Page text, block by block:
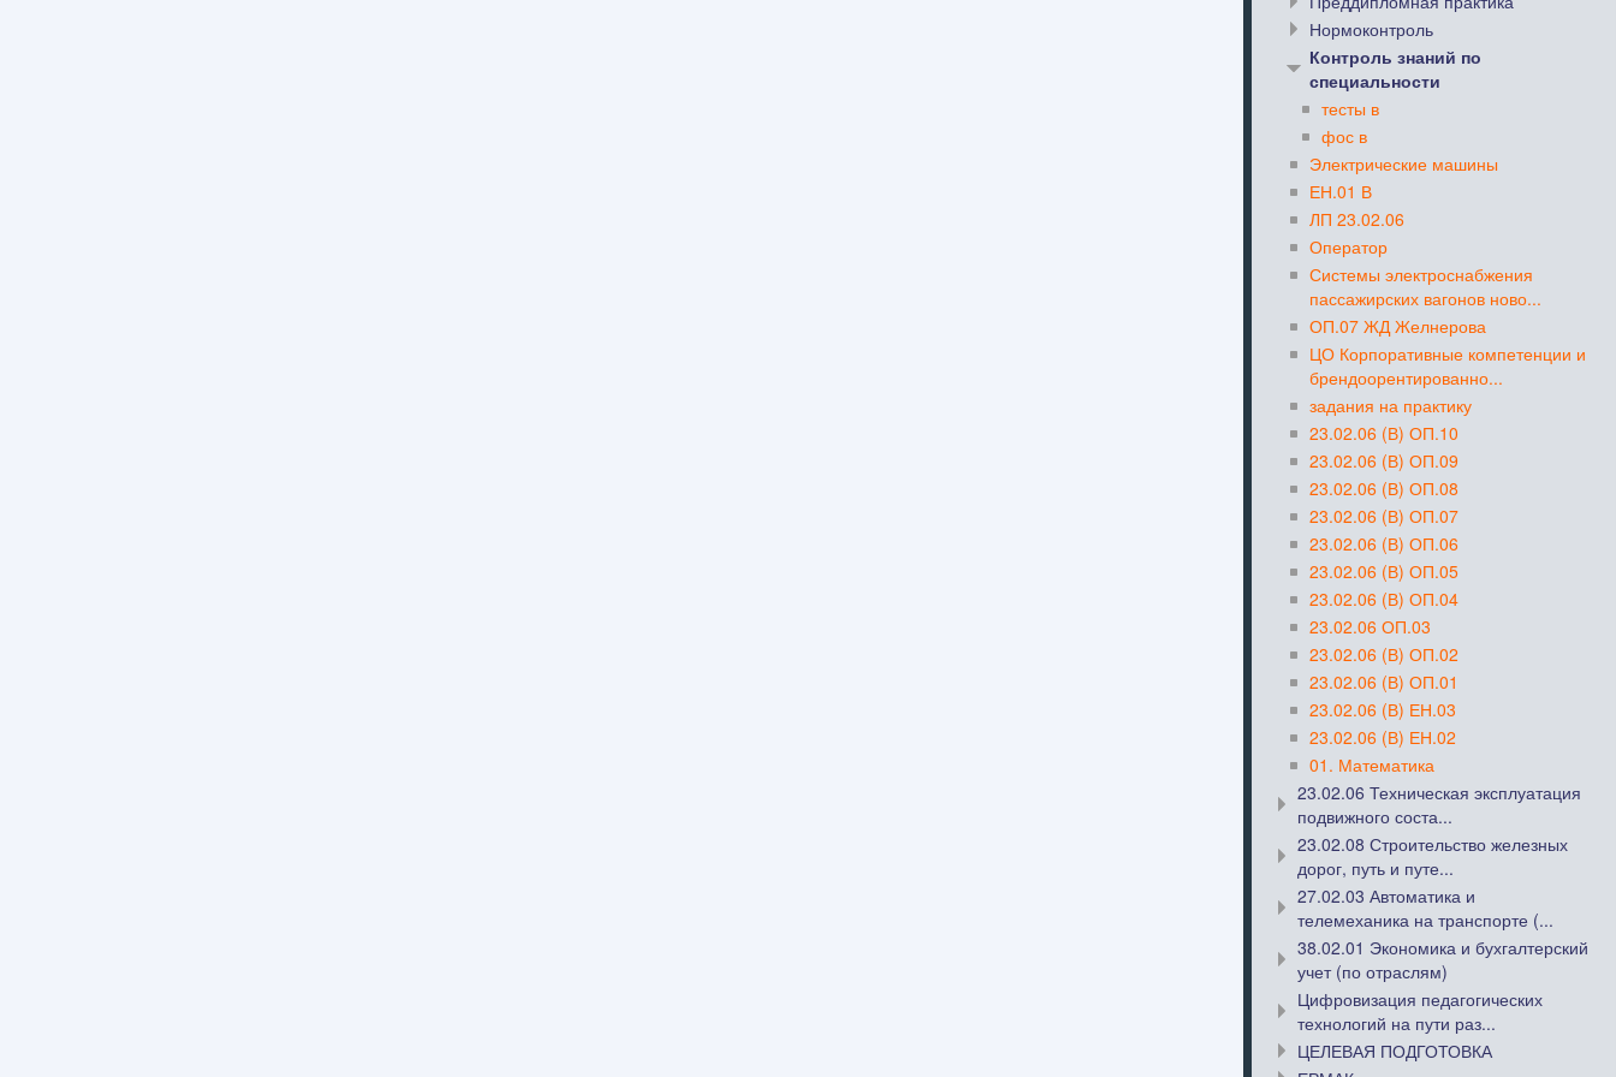
Нормоконтроль
Контроль знаний по
специальности
тесты в
фос в
Электрические машины
ЕН.01 В
ЛП 23.02.06
Оператор
Системы электроснабжения
пассажирских вагонов ново...
ОП.07 ЖД Желнерова
ЦО Корпоративные компетенции и
брендоорентированно...
задания на практику
23.02.06 (В) ОП.10
23.02.06 (В) ОП.09
23.02.06 (В) ОП.08
23.02.06 (В) ОП.07
23.02.06 (В) ОП.06
23.02.06 (В) ОП.05
23.02.06 (В) ОП.04
23.02.06 ОП.03
23.02.06 (В) ОП.02
23.02.06 (В) ОП.01
23.02.06 (В) ЕН.03
23.02.06 (В) ЕН.02
01. Математика
23.02.06 Техническая эксплуатация
подвижного соста...
23.02.08 Строительство железных
дорог, путь и путе...
27.02.03 Автоматика и
телемеханика на транспорте (...
38.02.01 Экономика и бухгалтерский
учет (по отраслям)
Цифровизация педагогических
технологий на пути раз...
ЦЕЛЕВАЯ ПОДГОТОВКА